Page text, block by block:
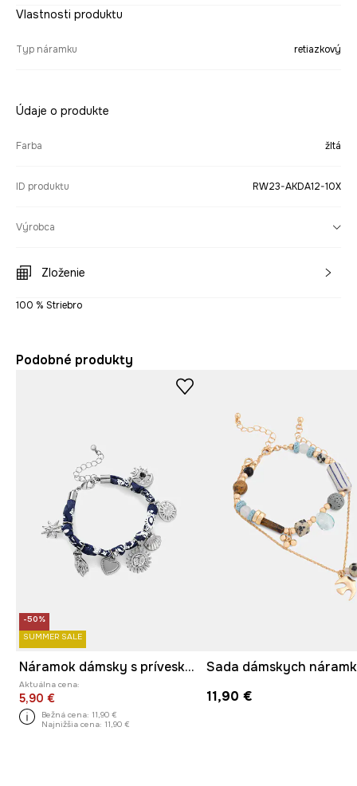
Vlastnosti produktu
Typ náramku retiazkový
Údaje o produkte
Farba žltá
ID produktu RW23-AKDA12-10X
Výrobca
Zloženie
100 % Striebro
Podobné produkty
-50%
SUMMER SALE
Náramok dámsky s príveskami
Aktuálna cena:
5,90 €
Bežná cena: 11,90 €
Najnižšia cena: 11,90 €
11,90 €